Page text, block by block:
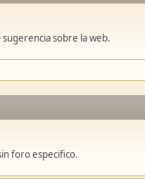
sobre la web.
foro especifico.